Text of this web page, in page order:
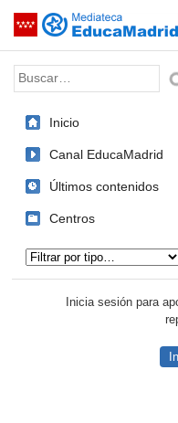
Saltar navegación
Palabra o frase:
Inicio
Canal EducaMadrid
Últimos contenidos
Centros
Inicia sesión para